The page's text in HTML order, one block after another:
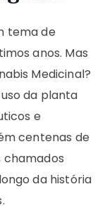
tema de
anos. Mas
Medicinal?
da planta
e
centenas de
chamados
da história